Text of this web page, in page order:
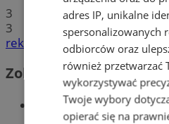
3
3
reklama
Zobacz również
Wiadomości
adres IP, unikalne
spersonalizowanych
odbiorców oraz
również przetwarzać
wykorzystywać
Twoje wybory
opierać się na